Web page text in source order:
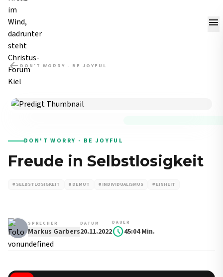
menu
arrow_backDON'T WORRY - BE JOYFUL
DON'T WORRY - BE JOYFUL
Freude in Selbstlosigkeit
# SELBSTLOSIGKEIT # DEMUT # INDIVIDUALISMUS # EINHEIT
SPRECHER
Markus Garbers
DATUM
20.11.2022
DAUER
schedule45:04 Min.